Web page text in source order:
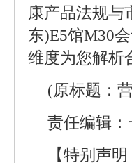
康产品法规与
东)E5馆M30
维度为您解析
(原标题：
责任编辑：
【特别声